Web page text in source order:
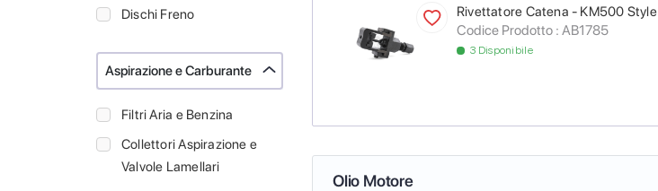
Dischi Freno
Aspirazione e Carburante
Filtri Aria e Benzina
Collettori Aspirazione e
Valvole Lamellari
Rivettatore Catena - KM500 Style
Codice Prodotto : AB1785
3 Disponibile
Olio Motore